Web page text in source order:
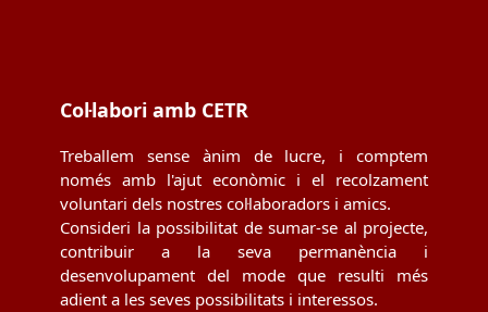
Col·labori amb CETR
Treballem sense ànim de lucre, i comptem
només amb l'ajut econòmic i el recolzament
voluntari dels nostres col·laboradors i amics.
Consideri la possibilitat de sumar-se al projecte,
contribuir a la seva permanència i
desenvolupament del mode que resulti més
adient a les seves possibilitats i interessos.